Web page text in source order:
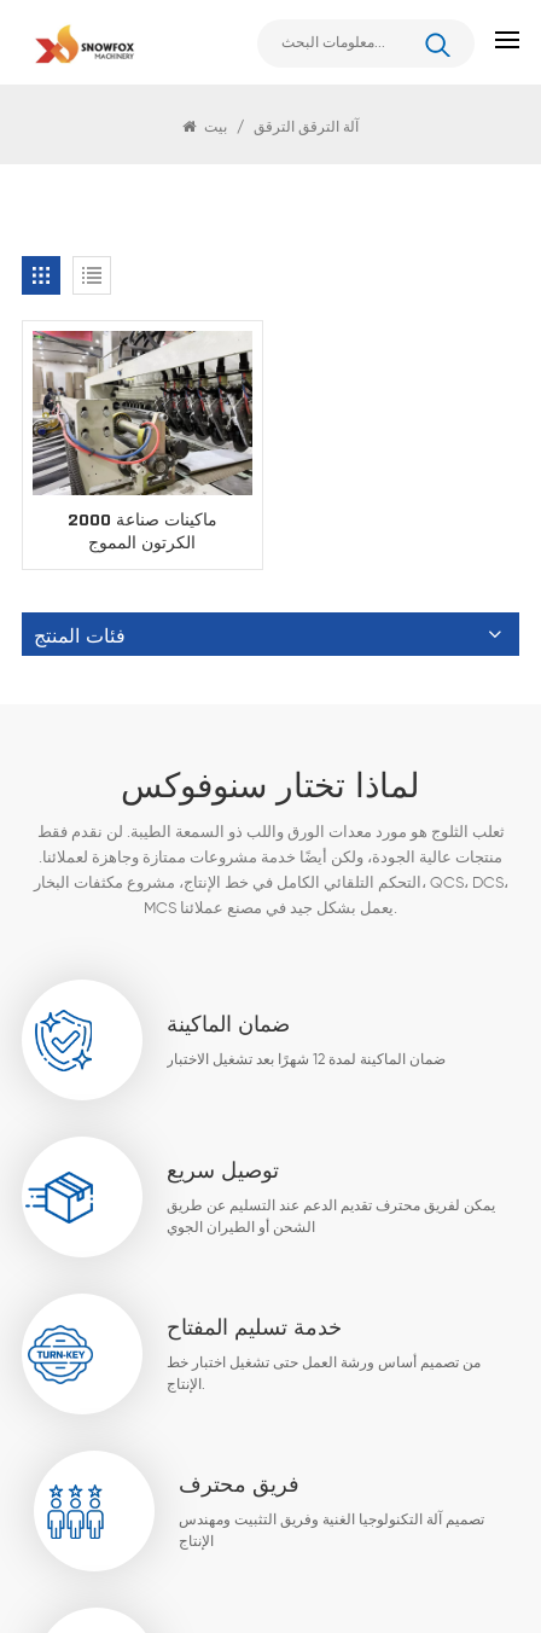
/ آلة الترقق الترقق
2000 ماكينات صناعة
الكرتون المموج
فئات المنتج
لماذا تختار سنوفوكس
ثعلب الثلوج هو مورد معدات الورق واللب ذو السمعة الطيبة. لن نقدم فقط
منتجات عالية الجودة، ولكن أيضًا خدمة مشروعات ممتازة وجاهزة لعملائنا.
التحكم التلقائي الكامل في خط الإنتاج، مشروع مكثفات البخار، QCS، DCS،
MCS يعمل بشكل جيد في مصنع عملائنا.
ضمان الماكينة
ضمان الماكينة لمدة 12 شهرًا بعد تشغيل الاختبار
توصيل سريع
يمكن لفريق محترف تقديم الدعم عند التسليم عن طريق
الشحن أو الطيران الجوي
خدمة تسليم المفتاح
من تصميم أساس ورشة العمل حتى تشغيل اختبار خط
الإنتاج.
فريق محترف
تصميم آلة التكنولوجيا الغنية وفريق التثبيت ومهندس
الإنتاج